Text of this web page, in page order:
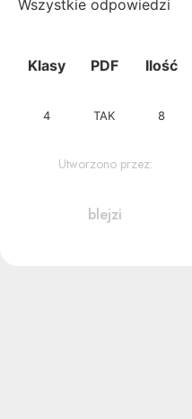
Wszystkie odpowiedzi
Klasy PDF Ilość
4 TAK 8
Utworzono przez:
blejzi